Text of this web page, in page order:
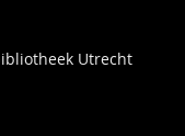
Utrecht